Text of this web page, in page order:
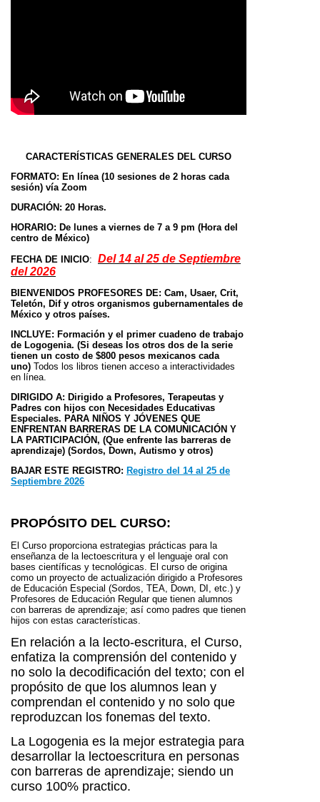
CARACTERÍSTICAS GENERALES DEL CURSO
FORMATO: En línea (10 sesiones de 2 horas cada
sesión) vía Zoom
DURACIÓN: 20 Horas.
HORARIO: De lunes a viernes de 7 a 9 pm (Hora del
centro de México)
FECHA DE INICIO: Del 14 al 25 de Septiembre
del 2026
BIENVENIDOS PROFESORES DE: Cam, Usaer, Crit,
Teletón, Dif y otros organismos gubernamentales de
México y otros países.
INCLUYE: Formación y el primer cuadeno de trabajo
de Logogenia. (Si deseas los otros dos de la serie
tienen un costo de $800 pesos mexicanos cada
uno) Todos los libros tienen acceso a interactividades
en línea.
DIRIGIDO A: Dirigido a Profesores, Terapeutas y
Padres con hijos con Necesidades Educativas
Especiales. PARA NIÑOS Y JÓVENES QUE
ENFRENTAN BARRERAS DE LA COMUNICACIÓN Y
LA PARTICIPACIÓN, (Que enfrente las barreras de
aprendizaje) (Sordos, Down, Autismo y otros)
BAJAR ESTE REGISTRO: Registro del 14 al 25 de
Septiembre 2026
PROPÓSITO DEL CURSO:
El Curso proporciona estrategias prácticas para la
enseñanza de la lectoescritura y el lenguaje oral con
bases científicas y tecnológicas. El curso de origina
como un proyecto de actualización dirigido a Profesores
de Educación Especial (Sordos, TEA, Down, DI, etc.) y
Profesores de Educación Regular que tienen alumnos
con barreras de aprendizaje; así como padres que tienen
hijos con estas características.
En relación a la lecto-escritura, el Curso,
enfatiza la comprensión del contenido y
no solo la decodificación del texto; con el
propósito de que los alumnos lean y
comprendan el contenido y no solo que
reproduzcan los fonemas del texto.
La Logogenia es la mejor estrategia para
desarrollar la lectoescritura en personas
con barreras de aprendizaje; siendo un
curso 100% practico.